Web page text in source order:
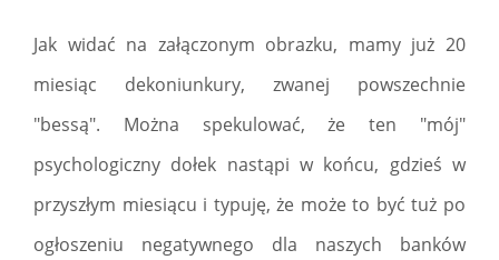
Jak widać na załączonym obrazku, mamy już 20
miesiąc dekoniunkury, zwanej powszechnie
"bessą". Można spekulować, że ten "mój"
psychologiczny dołek nastąpi w końcu, gdzieś w
przyszłym miesiącu i typuję, że może to być tuż po
ogłoszeniu negatywnego dla naszych banków